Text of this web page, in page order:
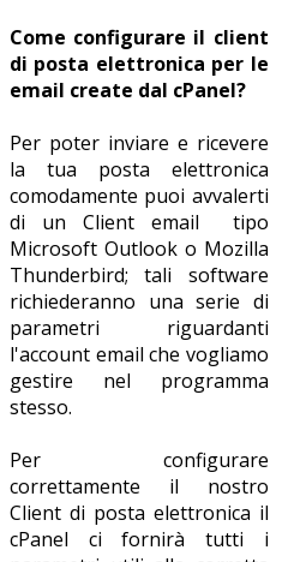
Come configurare il client
di posta elettronica per le
email create dal cPanel?
Per poter inviare e ricevere
la tua posta elettronica
comodamente puoi avvalerti
di un Client email tipo
Microsoft Outlook o Mozilla
Thunderbird; tali software
richiederanno una serie di
parametri riguardanti
l'account email che vogliamo
gestire nel programma
stesso.
Per configurare
correttamente il nostro
Client di posta elettronica il
cPanel ci fornirà tutti i